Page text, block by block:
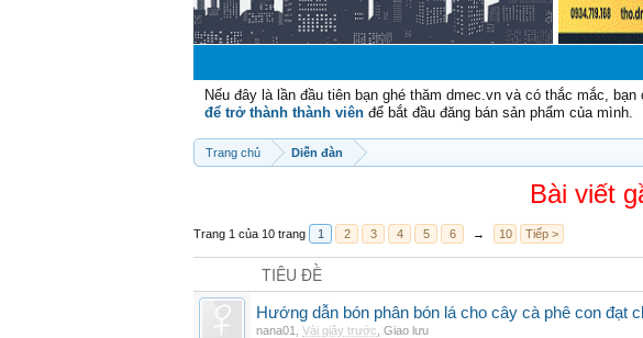
Nếu đây là lần đầu tiên bạn ghé thăm dmec.vn và có thắc mắc, bạn
để trở thành thành viên để bắt đầu đăng bán sản phẩm của mình.
Trang chủ Diễn đàn
Bài viết
Trang 1 của 10 trang 1 2 3 4 5 6 → 10 Tiếp >
TIÊU ĐỀ
Hướng dẫn bón phân bón lá cho cây cà phê con đạt
nana01 Vài giây trước Giao lưu